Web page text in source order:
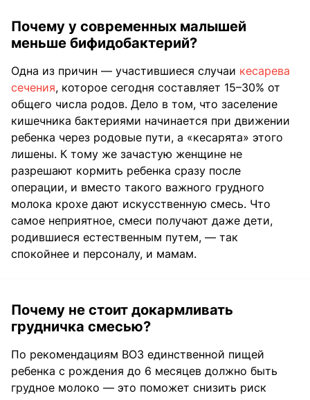
Почему у современных малышей
меньше бифидобактерий?
Одна из причин — участившиеся случаи кесарева
сечения, которое сегодня составляет 15–30% от
общего числа родов. Дело в том, что заселение
кишечника бактериями начинается при движении
ребенка через родовые пути, а «кесарята» этого
лишены. К тому же зачастую женщине не
разрешают кормить ребенка сразу после
операции, и вместо такого важного грудного
молока крохе дают искусственную смесь. Что
самое неприятное, смеси получают даже дети,
родившиеся естественным путем, — так
спокойнее и персоналу, и мамам.
Почему не стоит докармливать
грудничка смесью?
По рекомендациям ВОЗ единственной пищей
ребенка с рождения до 6 месяцев должно быть
грудное молоко — это поможет снизить риск